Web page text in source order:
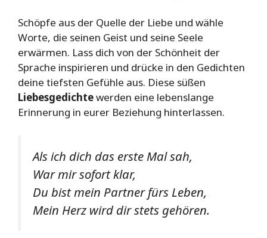
Schöpfe aus der Quelle der Liebe und wähle
Worte, die seinen Geist und seine Seele
erwärmen. Lass dich von der Schönheit der
Sprache inspirieren und drücke in den Gedichten
deine tiefsten Gefühle aus. Diese süßen
Liebesgedichtewerden eine lebenslange
Erinnerung in eurer Beziehung hinterlassen.
Als ich dich das erste Mal sah,
War mir sofort klar,
Du bist mein Partner fürs Leben,
Mein Herz wird dir stets gehören.